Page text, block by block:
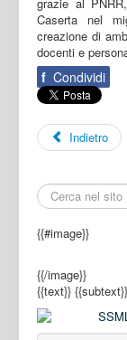
Caserta nel
creazione di
docenti e
f Condividi
Indietro
{{#image}}
{{/image}}
{{text}} {{subtext}}